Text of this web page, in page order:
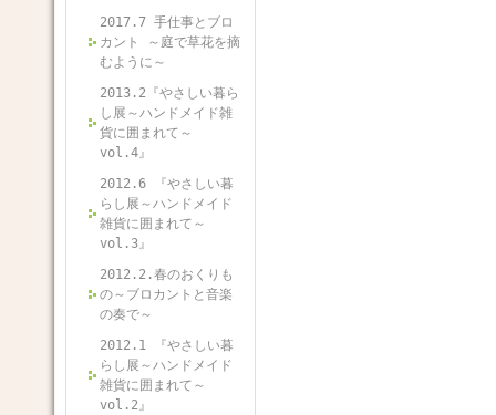
2017.7 手仕事とブロ
カント ～庭で草花を摘
むように～
2013.2『やさしい暮ら
し展～ハンドメイド雑
貨に囲まれて～
vol.4』
2012.6 『やさしい暮
らし展～ハンドメイド
雑貨に囲まれて～
vol.3』
2012.2.春のおくりも
の～ブロカントと音楽
の奏で～
2012.1 『やさしい暮
らし展～ハンドメイド
雑貨に囲まれて～
vol.2』